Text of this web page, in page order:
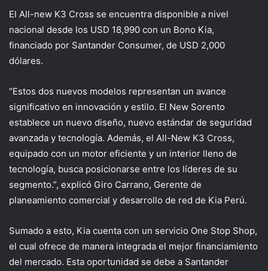
El All-new K3 Cross se encuentra disponible a nivel
nacional desde los USD 18,990 con un Bono Kia,
financiado por Santander Consumer, de USD 2,000
dólares.
“Estos dos nuevos modelos representan un avance
significativo en innovación y estilo. El New Sorento
establece un nuevo diseño, nuevo estándar de seguridad
avanzada y tecnología. Además, el All-New K3 Cross,
equipado con un motor eficiente y un interior lleno de
tecnología, busca posicionarse entre los líderes de su
segmento.”, explicó Giro Carrano, Gerente de
planeamiento comercial y desarrollo de red de Kia Perú.
Sumado a esto, Kia cuenta con un servicio One Stop Shop,
el cual ofrece de manera integrada el mejor financiamiento
del mercado. Esta oportunidad se debe a Santander